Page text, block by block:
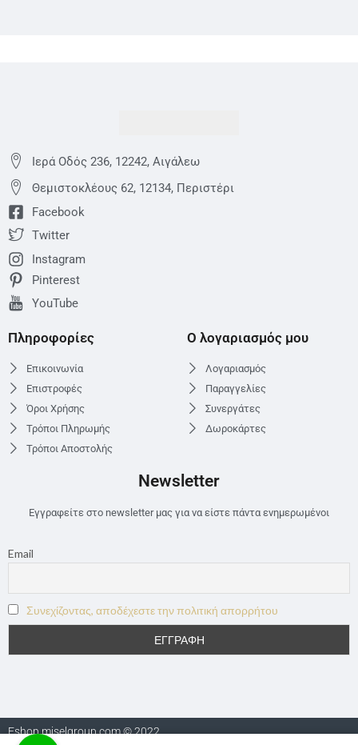
Ιερά Οδός 236, 12242, Αιγάλεω
Θεμιστoκλέους 62, 12134, Περιστέρι
Facebook
Twitter
Instagram
Pinterest
YouTube
Πληροφορίες
Επικοινωνία
Επιστροφές
Όροι Χρήσης
Τρόποι Πληρωμής
Τρόποι Αποστολής
Ο λογαριασμός μου
Λογαριασμός
Παραγγελίες
Συνεργάτες
Δωροκάρτες
Newsletter
Εγγραφείτε στο newsletter μας για να είστε πάντα ενημερωμένοι
Email
Συνεχίζοντας, αποδέχεστε την πολιτική απορρήτου
Eshop.miselgroup.com © 2022